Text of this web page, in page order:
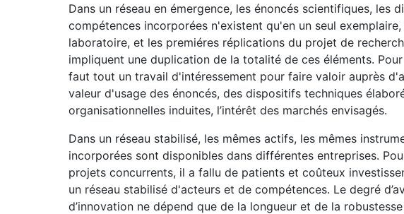
Dans un réseau en émergence, les énoncés scientifiques, les
compétences incorporées n'existent qu'en un seul
laboratoire, et les premiéres réplications du projet de
impliquent une duplication de la totalité de ces éléments.
faut tout un travail d'intéressement pour faire valoir auprès
valeur d'usage des énoncés, des dispositifs techniques
organisationnelles induites, l’intérêt des marchés envisagés.
Dans un réseau stabilisé, les mêmes actifs, les mêmes
incorporées sont disponibles dans différentes entreprises.
projets concurrents, il a fallu de patients et coûteux
un réseau stabilisé d'acteurs et de compétences. Le degré
d’innovation ne dépend que de la longueur et de la